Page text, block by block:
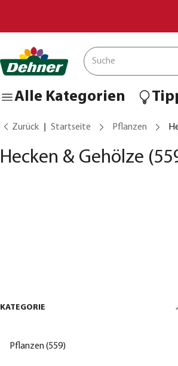
Alle Kategorien
Zurück Startseite Pflanzen
Hecken & Gehölze
KATEGORIE
Pflanzen (559)